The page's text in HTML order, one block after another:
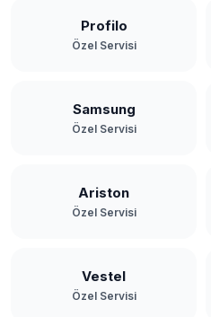
Profilo
Özel Servisi
Samsung
Özel Servisi
Ariston
Özel Servisi
Vestel
Özel Servisi